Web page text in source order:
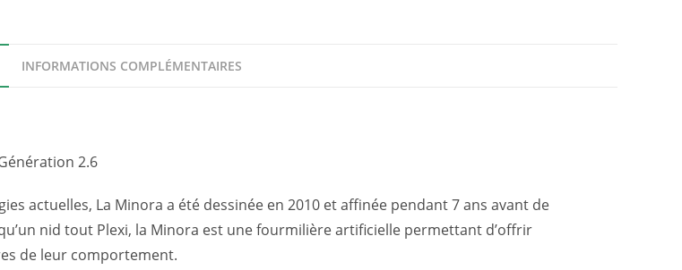
INFORMATIONS COMPLÉMENTAIRES
2.6
actuelles, La Minora a été dessinée en 2010 et affinée pendant 7 ans avant de
nid tout Plexi, la Minora est une fourmilière artificielle permettant d’offrir
de leur comportement.